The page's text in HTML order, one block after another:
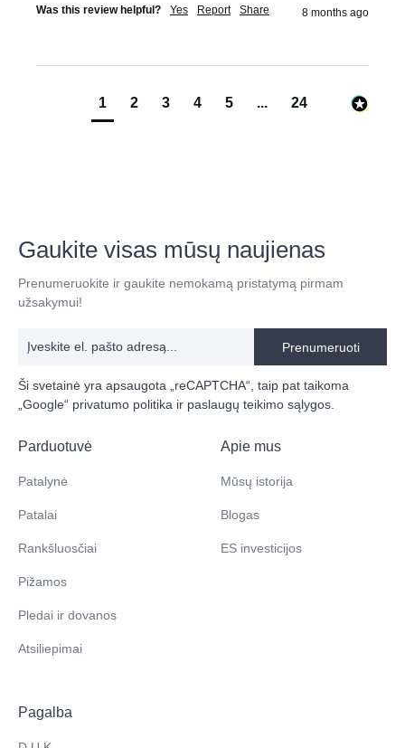
Was this review helpful? Yes Report Share 8 months ago
1 2 3 4 5 ... 24
Parduotuvė
Patalynė
Patalai
Rankšluosčiai
Pižamos
Pledai ir dovanos
Atsiliepimai
Apie mus
Mūsų istorija
Blogas
ES investicijos
Pagalba
Gaukite visas mūsų naujienas
Prenumeruokite ir gaukite nemokamą pristatymą pirmam
užsakymui!
Prenumeruoti
Ši svetainė yra apsaugota „reCAPTCHA“, taip pat taikoma
„Google“ privatumo politika ir paslaugų teikimo sąlygos.